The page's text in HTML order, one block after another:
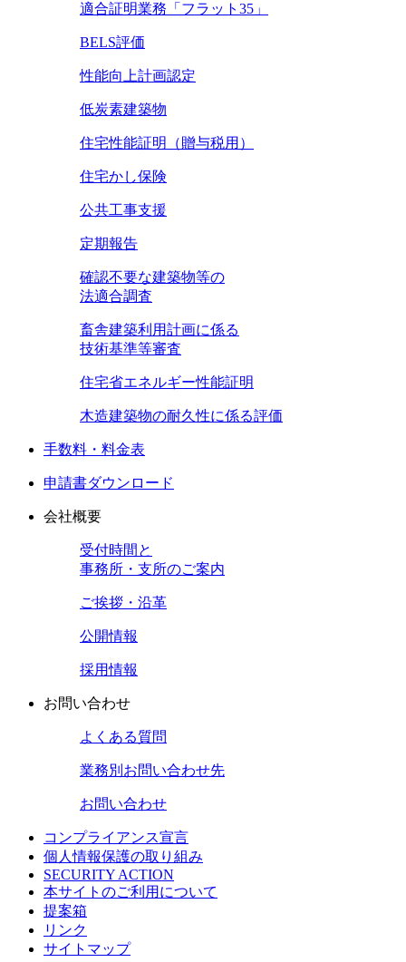
適合証明業務「フラット35」
BELS評価
性能向上計画認定
低炭素建築物
住宅性能証明（贈与税用）
住宅かし保険
公共工事支援
定期報告
確認不要な建築物等の
法適合調査
畜舎建築利用計画に係る
技術基準等審査
住宅省エネルギー性能証明
木造建築物の耐久性に係る評価
手数料・料金表
申請書ダウンロード
会社概要
受付時間と
事務所・支所のご案内
ご挨拶・沿革
公開情報
採用情報
お問い合わせ
よくある質問
業務別 お問い合わせ先
お問い合わせ
コンプライアンス宣言
個人情報保護の取り組み
SECURITY ACTION
本サイトのご利用について
提案箱
リンク
サイトマップ